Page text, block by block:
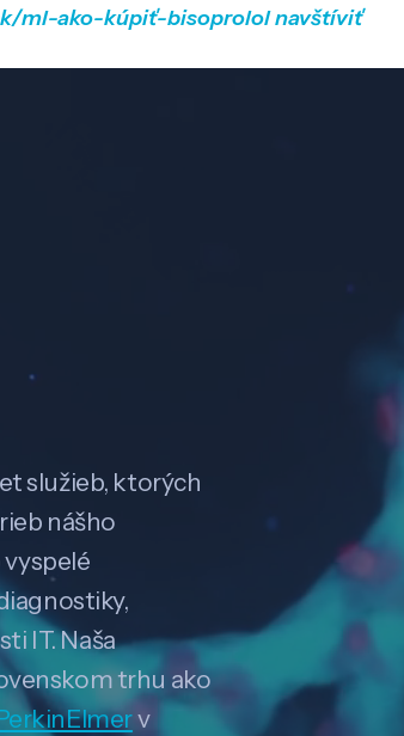
ml-ako-kúpiť-bisoprololnavštíviť
služieb, ktorých
nášho
vyspelé
IT. Naša
trhu ako
v